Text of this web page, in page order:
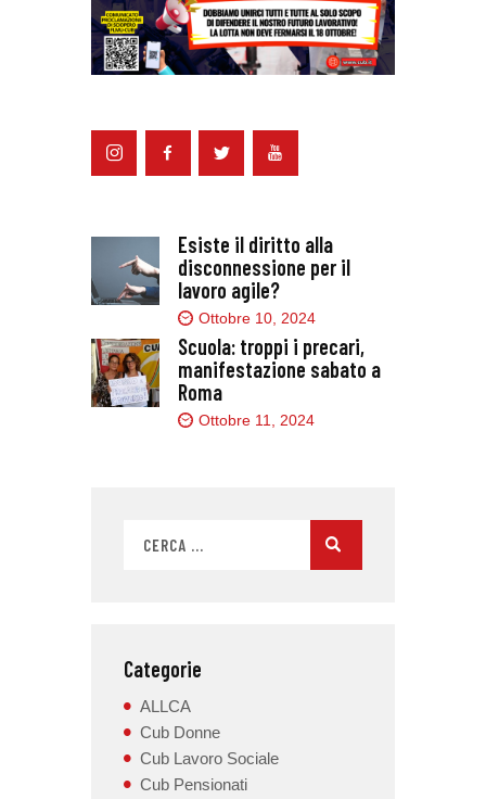
Esiste il diritto alla
disconnessione per il
lavoro agile?
Ottobre 10, 2024
Scuola: troppi i precari,
manifestazione sabato a
Roma
Ottobre 11, 2024
Categorie
ALLCA
Cub Donne
Cub Lavoro Sociale
Cub Pensionati